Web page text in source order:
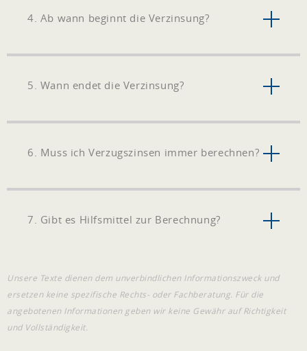
4. Ab wann beginnt die Verzinsung?
5. Wann endet die Verzinsung?
6. Muss ich Verzugszinsen immer berechnen?
7. Gibt es Hilfsmittel zur Berechnung?
Unsere Texte dienen dem unverbindlichen Informationszweck und
ersetzen keine spezifische Rechts- oder Fachberatung. Für die
angebotenen Informationen geben wir keine Gewähr auf Richtigkeit
und Vollständigkeit.